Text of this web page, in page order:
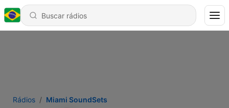
Rádios Miami SoundSets